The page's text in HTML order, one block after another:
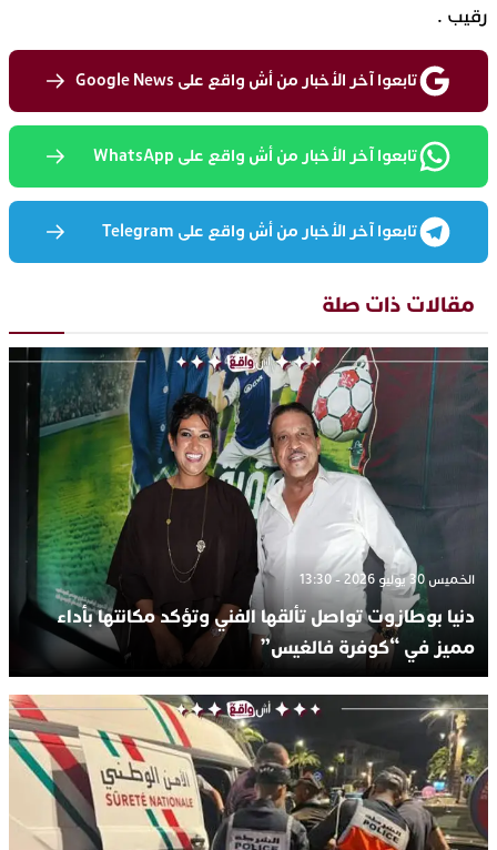
رقيب .
تابعوا آخر الأخبار من أش واقع على Google News
تابعوا آخر الأخبار من أش واقع على WhatsApp
تابعوا آخر الأخبار من أش واقع على Telegram
مقالات ذات صلة
الخميس 30 يوليو 2026 - 13:30
دنيا بوطازوت تواصل تألقها الفني وتؤكد مكانتها بأداء
مميز في “كوفرة فالغيس”